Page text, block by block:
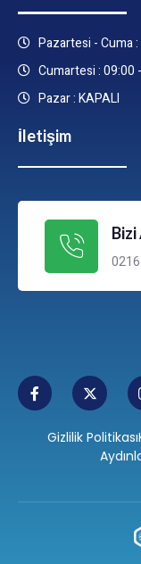
Pazartesi - Cuma
Cumartesi : 09:00
Pazar : KAPALI
İletişim
Bizi
Gizlilik Politikası